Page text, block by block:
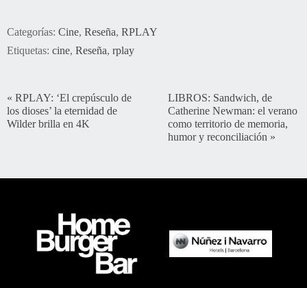
Categorías: Cine, Reseña, RPLAY
Etiquetas: cine, Reseña, rplay
« RPLAY: ‘El crepúsculo de
los dioses’ la eternidad de
Wilder brilla en 4K
LIBROS: Sandwich, de
Catherine Newman: el verano
como territorio de memoria,
humor y reconciliación »